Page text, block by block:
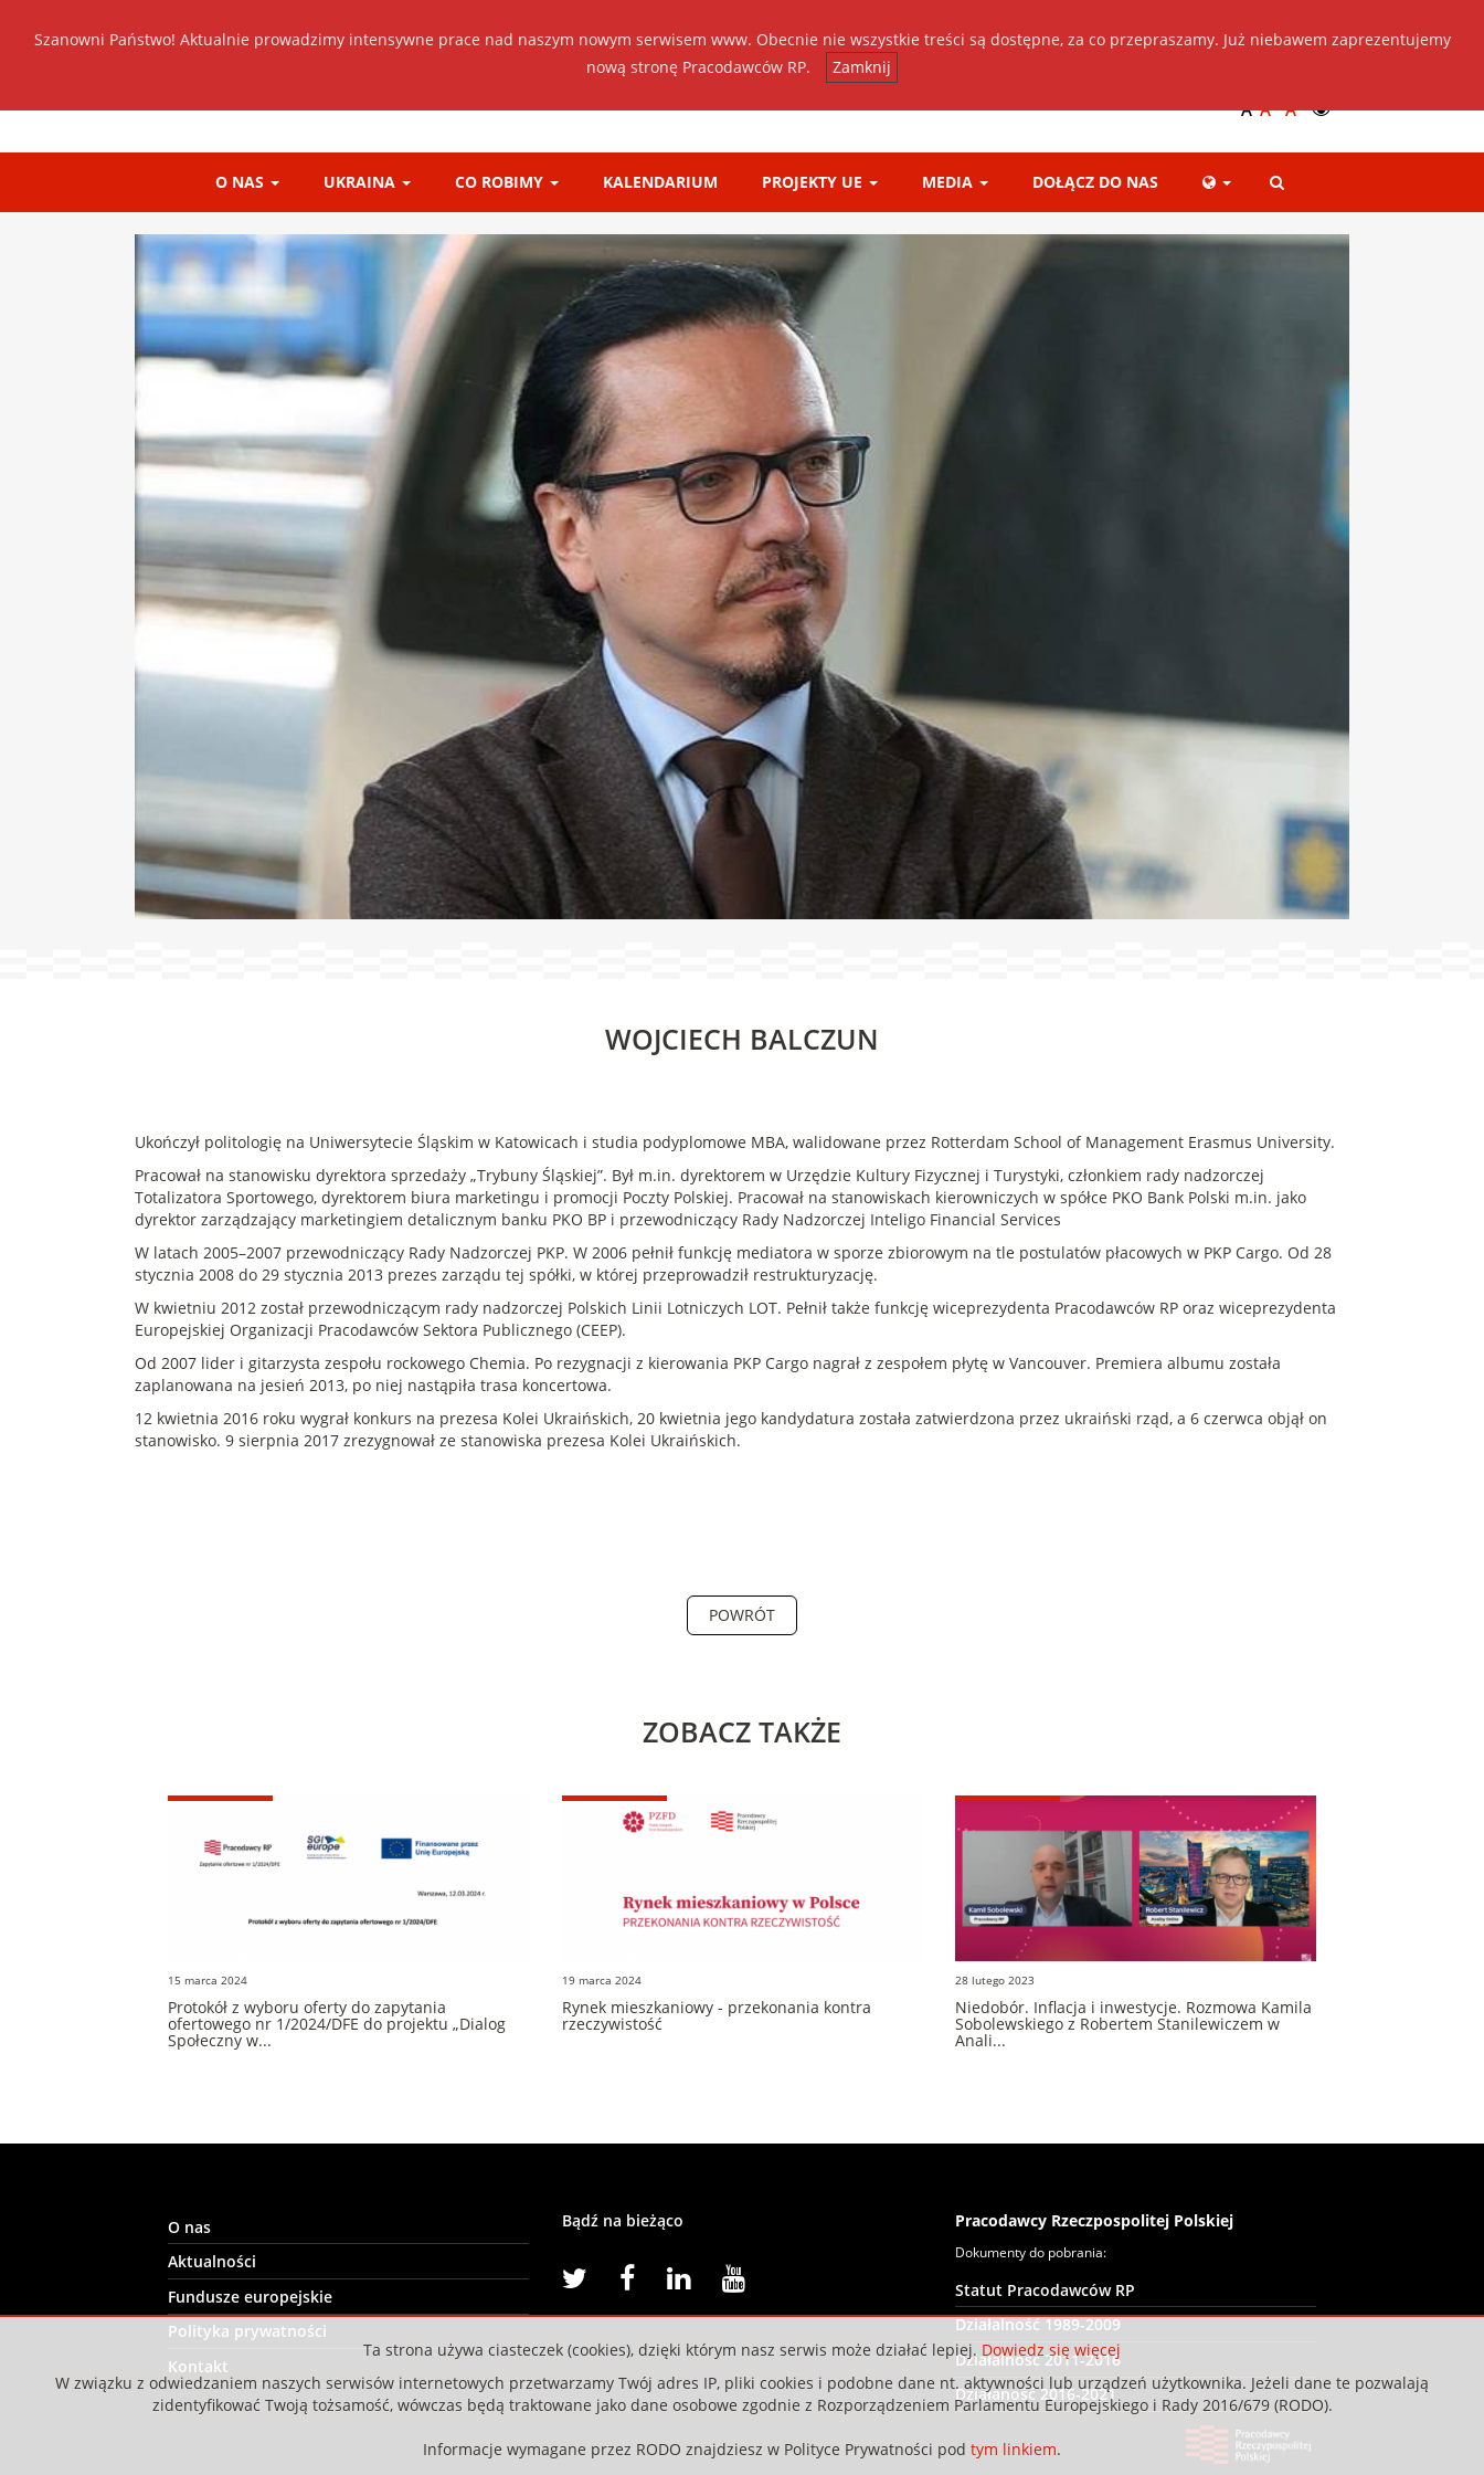
A A A
O NAS UKRAINA CO ROBIMY KALENDARIUM PROJEKTY UE MEDIA DOŁĄCZ DO NAS
WOJCIECH BALCZUN
Ukończył politologię na Uniwersytecie Śląskim w Katowicach i studia podyplomowe MBA, walidowane przez Rotterdam School of Management Erasmus University.
Pracował na stanowisku dyrektora sprzedaży „Trybuny Śląskiej”. Był m.in. dyrektorem w Urzędzie Kultury Fizycznej i Turystyki, członkiem rady nadzorczej
Totalizatora Sportowego, dyrektorem biura marketingu i promocji Poczty Polskiej. Pracował na stanowiskach kierowniczych w spółce PKO Bank Polski m.in. jako
dyrektor zarządzający marketingiem detalicznym banku PKO BP i przewodniczący Rady Nadzorczej Inteligo Financial Services
W latach 2005–2007 przewodniczący Rady Nadzorczej PKP. W 2006 pełnił funkcję mediatora w sporze zbiorowym na tle postulatów płacowych w PKP Cargo. Od 28
stycznia 2008 do 29 stycznia 2013 prezes zarządu tej spółki, w której przeprowadził restrukturyzację.
W kwietniu 2012 został przewodniczącym rady nadzorczej Polskich Linii Lotniczych LOT. Pełnił także funkcję wiceprezydenta Pracodawców RP oraz wiceprezydenta
Europejskiej Organizacji Pracodawców Sektora Publicznego (CEEP).
Od 2007 lider i gitarzysta zespołu rockowego Chemia. Po rezygnacji z kierowania PKP Cargo nagrał z zespołem płytę w Vancouver. Premiera albumu została
zaplanowana na jesień 2013, po niej nastąpiła trasa koncertowa.
12 kwietnia 2016 roku wygrał konkurs na prezesa Kolei Ukraińskich, 20 kwietnia jego kandydatura została zatwierdzona przez ukraiński rząd, a 6 czerwca objął on
stanowisko. 9 sierpnia 2017 zrezygnował ze stanowiska prezesa Kolei Ukraińskich.
POWRÓT
ZOBACZ TAKŻE
15 marca 2024
Protokół z wyboru oferty do zapytania
ofertowego nr 1/2024/DFE do projektu „Dialog
Społeczny w...
19 marca 2024
Rynek mieszkaniowy - przekonania kontra
rzeczywistość
28 lutego 2023
Niedobór. Inflacja i inwestycje. Rozmowa Kamila
Sobolewskiego z Robertem Stanilewiczem w
Anali...
O nas
Aktualności
Fundusze europejskie
Polityka prywatności
Kontakt
Bądź na bieżąco Pracodawcy Rzeczpospolitej Polskiej
Dokumenty do pobrania:
Statut Pracodawców RP
Działalność 1989-2009
Działalność 2011-2016
Działaność 2016-2021
Ta strona używa ciasteczek (cookies), dzięki którym nasz serwis może działać lepiej. Dowiedz się więcej
W związku z odwiedzaniem naszych serwisów internetowych przetwarzamy Twój adres IP, pliki cookies i podobne dane nt. aktywności lub urządzeń użytkownika. Jeżeli dane te pozwalają
zidentyfikować Twoją tożsamość, wówczas będą traktowane jako dane osobowe zgodnie z Rozporządzeniem Parlamentu Europejskiego i Rady 2016/679 (RODO).
Informacje wymagane przez RODO znajdziesz w Polityce Prywatności pod tym linkiem.
Szanowni Państwo! Aktualnie prowadzimy intensywne prace nad naszym nowym serwisem www. Obecnie nie wszystkie treści są dostępne, za co przepraszamy. Już niebawem zaprezentujemy
nową stronę Pracodawców RP.
Zamknij